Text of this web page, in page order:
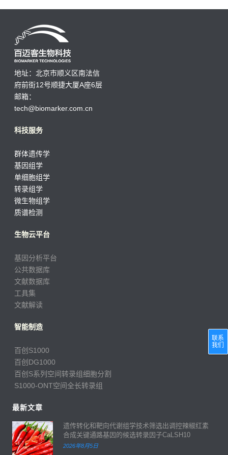
地址：北京市顺义区南法信
府前街12号顺捷大厦A座6层
邮箱：
tech@biomarker.com.cn
科技服务
群体遗传学
基因组学
单细胞组学
转录组学
微生物组学
质谱检测
生物云平台
基因分析平台
公共数据库
文献数据库
工具集
文献解读
智能制造
百创S1000
百创DG1000
百创S系列空间转录组细胞分割
S1000-ONT空间全长转录组
最新文章
遗传转化和靶向代谢组学技术筛选出调控辣椒红素
合成关键通路基因的候选转录因子CaLSH10
2026年8月5日
联系
我们